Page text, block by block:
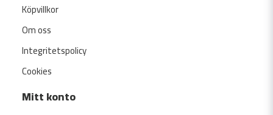
Köpvillkor
Om oss
Integritetspolicy
Cookies
Mitt konto